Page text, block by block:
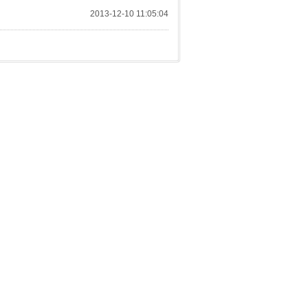
2013-12-10 11:05:04